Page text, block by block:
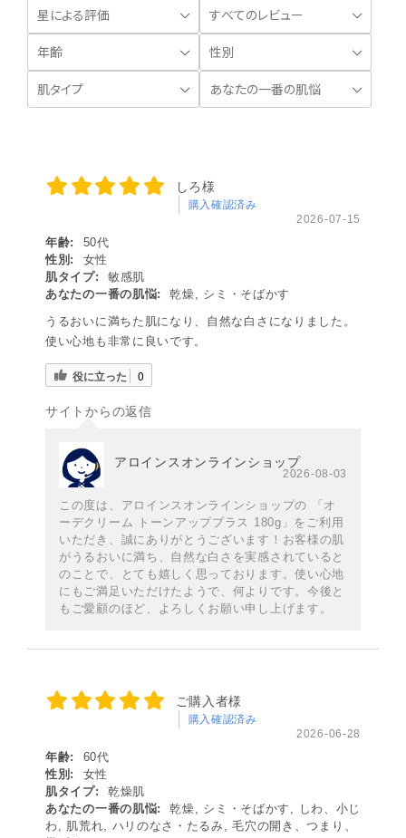
しろ様
購入確認済み
2026-07-15
年齢:
50代
性別:
女性
肌タイプ:
敏感肌
あなたの一番の肌悩:
乾燥, シミ・そばかす
うるおいに満ちた肌になり、自然な白さになりました。
使い心地も非常に良いです。
役に立った 0
サイトからの返信
アロインスオンラインショップ
2026-08-03
この度は、アロインスオンラインショップの 「オ
ーデクリーム トーンアッププラス 180g」をご利用
いただき、誠にありがとうございます！お客様の肌
がうるおいに満ち、自然な白さを実感されていると
のことで、とても嬉しく思っております。使い心地
にもご満足いただけたようで、何よりです。今後と
もご愛顧のほど、よろしくお願い申し上げます。
ご購入者様
購入確認済み
2026-06-28
年齢:
60代
性別:
女性
肌タイプ:
乾燥肌
あなたの一番の肌悩:
乾燥, シミ・そばかす, しわ、小じ
わ, 肌荒れ, ハリのなさ・たるみ, 毛穴の開き、つまり、